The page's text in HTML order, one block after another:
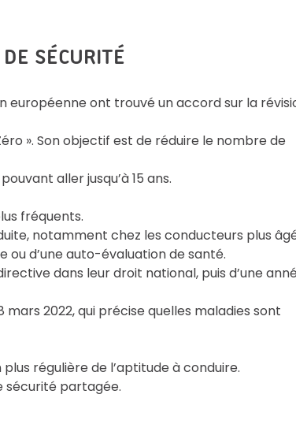
SÉCURITÉ
européenne ont trouvé un accord sur la
». Son objectif est de réduire le nombre de
aller jusqu’à 15 ans.
fréquents.
notamment chez les conducteurs plus
d’une auto-évaluation de santé.
dans leur droit national, puis d’une
2022, qui précise quelles maladies sont
régulière de l’aptitude à conduire.
sécurité partagée.